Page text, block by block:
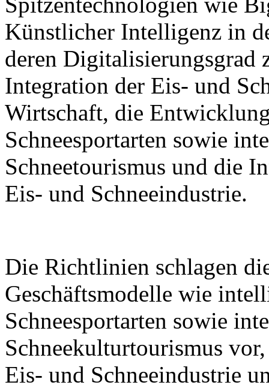
Künstlicher Intelligenz in
deren Digitalisierungsgrad
Integration der Eis- und
Wirtschaft, die
Schneesportarten sowie
Schneetourismus und die
Eis- und Schneeindustrie.
Die Richtlinien schlagen
Geschäftsmodelle wie
Schneesportarten sowie
Schneekulturtourismus
Eis- und Schneeindustrie